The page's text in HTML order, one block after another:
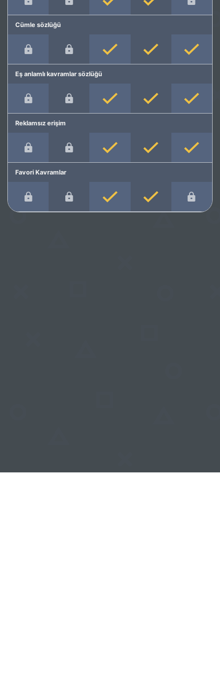
Cümle sözlüğü
Eş anlamlı kavramlar sözlüğü
Reklamsız erişim
Favori Kavramlar